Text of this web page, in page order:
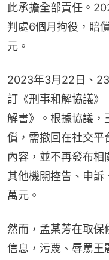
此承擔全部責任。
判處6個月拘役，賠
元。
2023年3月22日、
訂《刑事和解協議》
解書》。根據協議
償，需撤回在社交平
內容，並不再發布
其他機關控告、申
萬元。
然而，孟某芳在取保
信息，污蔑、辱罵王